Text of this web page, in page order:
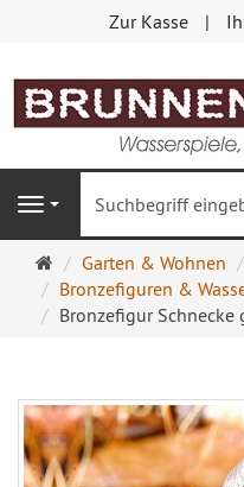
Zur Kasse
Navigation
Startseite
Garten & Wohnen
Bronzefiguren &
Bronzefigur Schnecke